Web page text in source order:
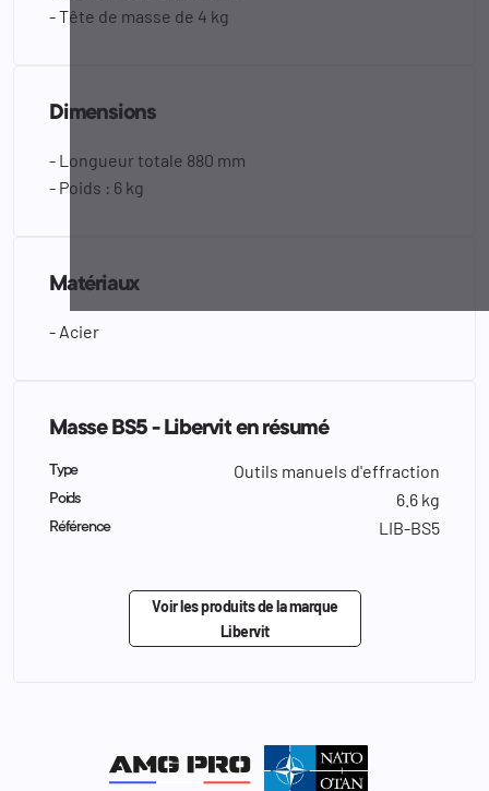
- Tête de masse de 4 kg
Dimensions
- Longueur totale 880 mm
- Poids : 6 kg
Matériaux
- Acier
Masse BS5 - Libervit en résumé
Type Outils manuels d'effraction
Poids 6.6 kg
Référence LIB-BS5
Voir les produits de la marque
Libervit